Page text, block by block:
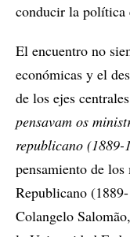
conducir la política
El encuentro no
económicas y el
de los ejes
pensavam os
republicano (1889-
pensamiento de
Republicano
Colangelo